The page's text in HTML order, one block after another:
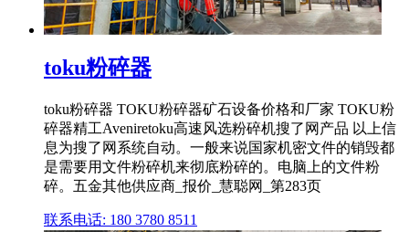
toku粉碎器
toku粉碎器 TOKU粉碎器矿石设备价格和厂家 TOKU粉
碎器精工Aveniretoku高速风选粉碎机搜了网产品 以上信
息为搜了网系统自动。一般来说国家机密文件的销毁都
是需要用文件粉碎机来彻底粉碎的。电脑上的文件粉
碎。五金其他供应商_报价_慧聪网_第283页
联系电话: 180 3780 8511